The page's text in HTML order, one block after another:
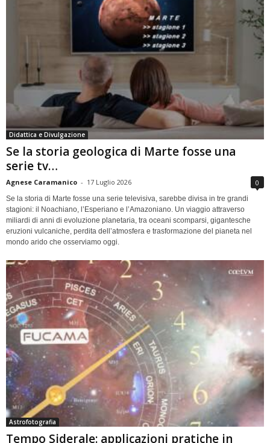
Didattica e Divulgazione
Se la storia geologica di Marte fosse una
serie tv…
Agnese Caramanico - 17 Luglio 2026 0
Se la storia di Marte fosse una serie televisiva, sarebbe divisa in tre grandi
stagioni: il Noachiano, l’Esperiano e l’Amazoniano. Un viaggio attraverso
miliardi di anni di evoluzione planetaria, tra oceani scomparsi, gigantesche
eruzioni vulcaniche, perdita dell’atmosfera e trasformazione del pianeta nel
mondo arido che osserviamo oggi.
Astrofotografia
Tempo Siderale: applicazioni pratiche in